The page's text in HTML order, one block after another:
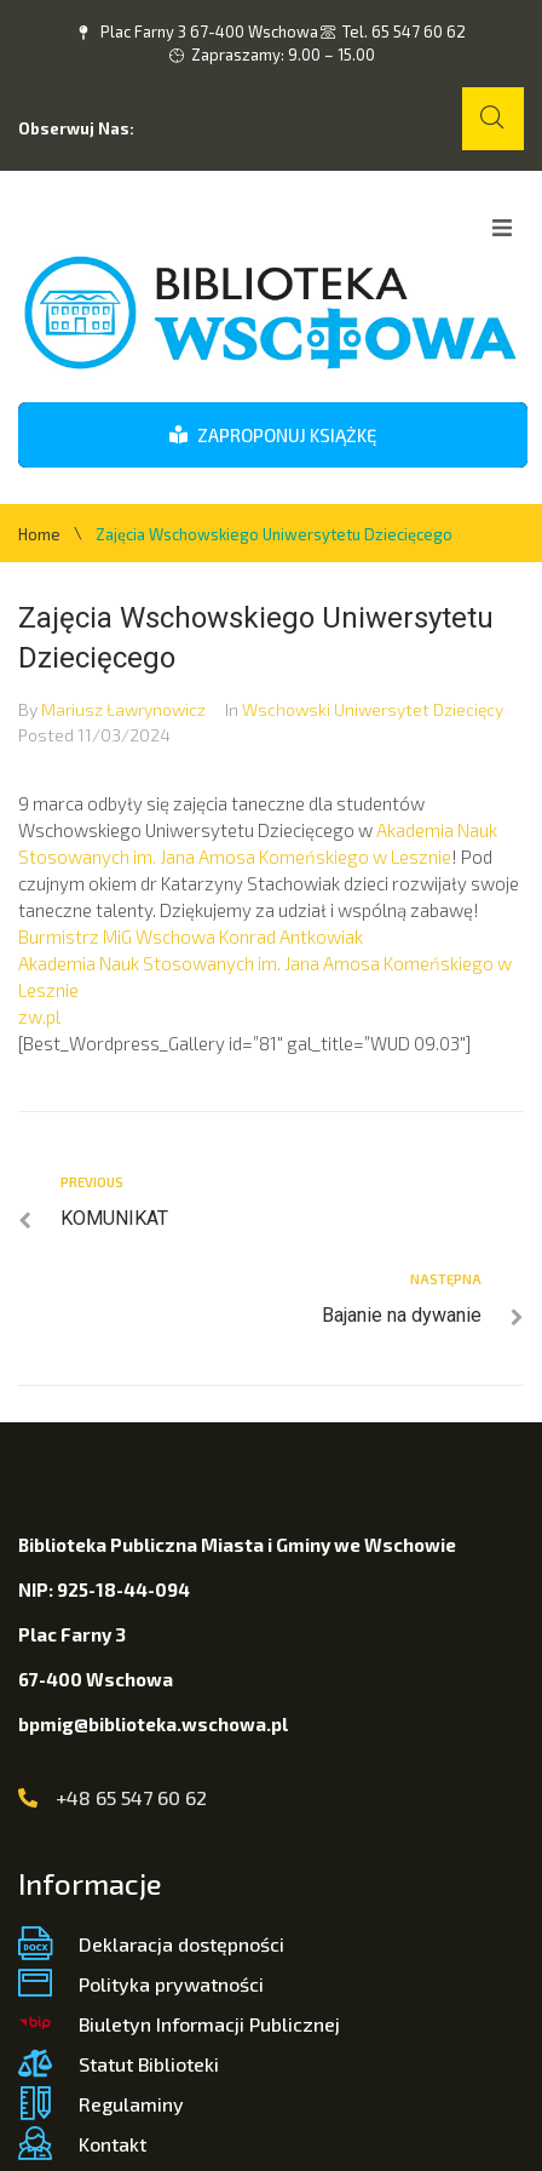
Plac Farny 3 67-400 Wschowa
Tel. 65 547 60 62
Zapraszamy: 9.00 – 15.00
Obserwuj Nas:
O nas
Wydarzenia
Kontakt
ZAPROPONUJ KSIĄŻKĘ
Home \ Zajęcia Wschowskiego Uniwersytetu Dziecięcego
Zajęcia Wschowskiego Uniwersytetu
Dziecięcego
By Mariusz Ławrynowicz In Wschowski Uniwersytet Dziecięcy
Posted 11/03/2024
9 marca odbyły się zajęcia taneczne dla studentów
Wschowskiego Uniwersytetu Dziecięcego w Akademia Nauk
Stosowanych im. Jana Amosa Komeńskiego w Lesznie! Pod
czujnym okiem dr Katarzyny Stachowiak dzieci rozwijały swoje
taneczne talenty. Dziękujemy za udział i wspólną zabawę!
Burmistrz MiG Wschowa Konrad Antkowiak
Akademia Nauk Stosowanych im. Jana Amosa Komeńskiego w
Lesznie
zw.pl
[Best_Wordpress_Gallery id=”81″ gal_title=”WUD 09.03″]
PREVIOUS
KOMUNIKAT
NASTĘPNA
Bajanie na dywanie
Biblioteka Publiczna Miasta i Gminy we Wschowie
NIP: 925-18-44-094
Plac Farny 3
67-400 Wschowa
bpmig@biblioteka.wschowa.pl
+48 65 547 60 62
Informacje
Deklaracja dostępności
Polityka prywatności
Biuletyn Informacji Publicznej
Statut Biblioteki
Regulaminy
Kontakt